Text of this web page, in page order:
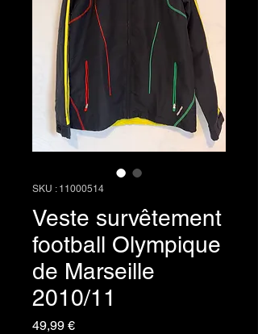
SKU : 11000514
Veste survêtement
football Olympique
de Marseille
2010/11
49,99 €Prix